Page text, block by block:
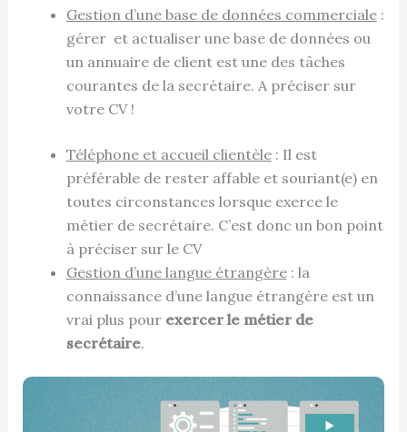
Gestion d’une base de données commerciale:
gérer et actualiser une base de données ou
un annuaire de client est une des tâches
courantes de la secrétaire. A préciser sur
votre CV !
Téléphone et accueil clientèle: Il est
préférable de rester affable et souriant(e) en
toutes circonstances lorsque exerce le
métier de secrétaire. C’est donc un bon point
à préciser sur le CV
Gestion d’une langue étrangère: la
connaissance d’une langue étrangère est un
vrai plus pour exercer le métier de
secrétaire.